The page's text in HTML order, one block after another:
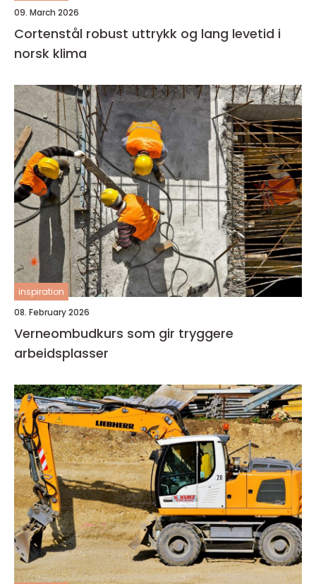
09. March 2026
Cortenstål robust uttrykk og lang levetid i
norsk klima
inspiration
08. February 2026
Verneombudkurs som gir tryggere
arbeidsplasser